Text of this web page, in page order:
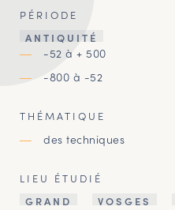
PÉRIODE
ANTIQUITÉ
-52 à + 500
-800 à -52
THÉMATIQUE
des techniques
LIEU ÉTUDIÉ
GRAND
VOSGES